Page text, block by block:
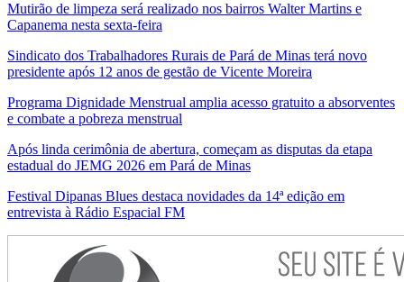
Mutirão de limpeza será realizado nos bairros Walter Martins e
Capanema nesta sexta-feira
Sindicato dos Trabalhadores Rurais de Pará de Minas terá novo
presidente após 12 anos de gestão de Vicente Moreira
Programa Dignidade Menstrual amplia acesso gratuito a absorventes
e combate a pobreza menstrual
Após linda cerimônia de abertura, começam as disputas da etapa
estadual do JEMG 2026 em Pará de Minas
Festival Dipanas Blues destaca novidades da 14ª edição em
entrevista à Rádio Espacial FM